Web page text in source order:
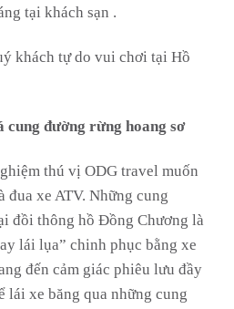
tại khách sạn .
khách tự do vui chơi tại Hồ
cung đường rừng hoang sơ
thú vị ODG travel muốn
đua xe ATV. Những cung
đồi thông hồ Đồng Chương là
lái lụa” chinh phục bằng xe
đến cảm giác phiêu lưu đầy
lái xe băng qua những cung